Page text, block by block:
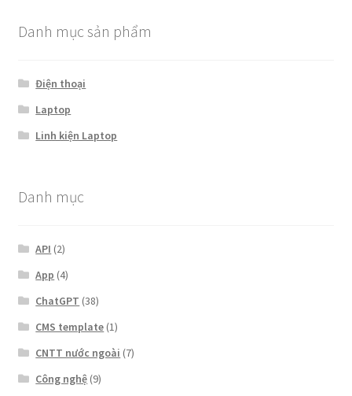
Danh mục sản phẩm
Điện thoại
Laptop
Linh kiện Laptop
Danh mục
API (2)
App (4)
ChatGPT (38)
CMS template (1)
CNTT nước ngoài (7)
Công nghệ (9)